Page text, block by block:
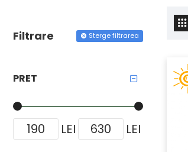
Filtrare Sterge filtrarea
PRET
LEI LEI